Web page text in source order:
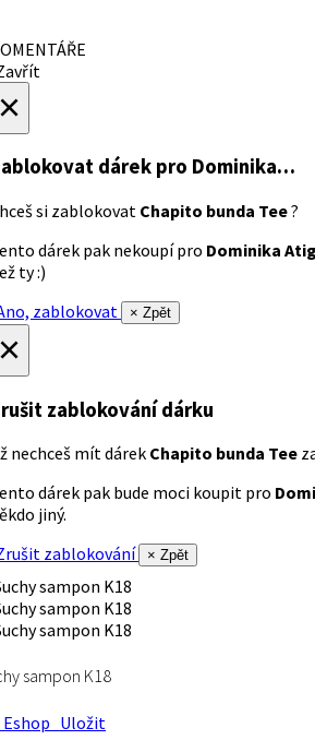
dárek pro Dominika…
si zablokovat Chapito bunda Tee?
dárek pak nekoupí pro Dominika
ty :)
zablokovat
× Zpět
zablokování dárku
nechceš mít dárek Chapito bunda Tee
dárek pak bude moci koupit pro
jiný.
zablokování
× Zpět
sampon K18
Uložit